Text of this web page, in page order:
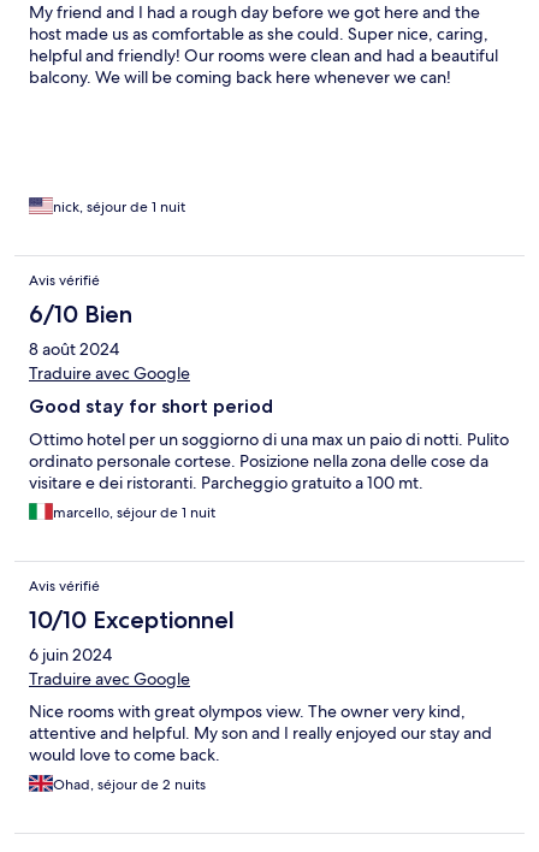
My friend and I had a rough day before we got here and the
host made us as comfortable as she could. Super nice, caring,
helpful and friendly! Our rooms were clean and had a beautiful
balcony. We will be coming back here whenever we can!
nick, séjour de 1 nuit
Avis vérifié
6/10 Bien
8 août 2024
Traduire avec Google
Good stay for short period
Ottimo hotel per un soggiorno di una max un paio di notti. Pulito
ordinato personale cortese. Posizione nella zona delle cose da
visitare e dei ristoranti. Parcheggio gratuito a 100 mt.
marcello, séjour de 1 nuit
Avis vérifié
10/10 Exceptionnel
6 juin 2024
Traduire avec Google
Nice rooms with great olympos view. The owner very kind,
attentive and helpful. My son and I really enjoyed our stay and
would love to come back.
Ohad, séjour de 2 nuits